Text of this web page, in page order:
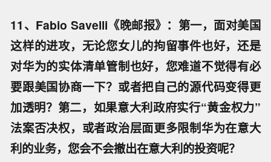
11、Fabio Savelli《晚邮报》：第一，面对美国
这样的进攻，无论您女儿的拘留事件也好，还是
对华为的实体清单管制也好，您难道不觉得有必
要跟美国协商一下？或者把自己的源代码变得更
加透明？第二，如果意大利政府实行“黄金权力”
法案否决权，或者政治层面更多限制华为在意大
利的业务，您会不会撤出在意大利的投资呢？